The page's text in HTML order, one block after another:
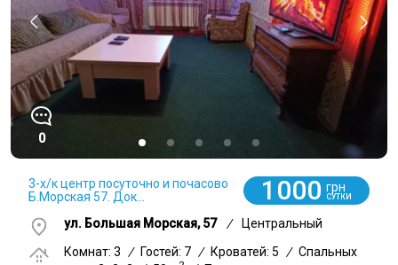
0
3-х/к центр посуточно и почасово
Б.Морская 57. Док...
1000 грн
СУТКИ
ул. Большая Морская, 57 /
Центральный
Комнат: 3
/ Гостей: 7 / Кроватей: 5 / Спальных